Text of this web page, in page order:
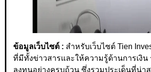
ข้อมูลเว็บไซต์ : สำหรับเว็บไซต์ Tien
ที่มีทั้งข่าวสารและให้ความรู้ด้านการเงิน
ลงทุนอย่างครบถ้วน ซึ่งรวมประเด็นที่น่า